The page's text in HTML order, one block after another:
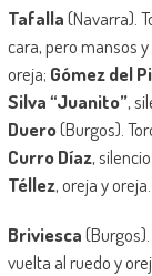
Tafalla(Navarra).
cara, pero mansos y
oreja; Gómez del
Silva “Juanito”,
Duero(Burgos).
Curro Díaz,
Téllez, oreja y oreja.
Briviesca
vuelta al ruedo y